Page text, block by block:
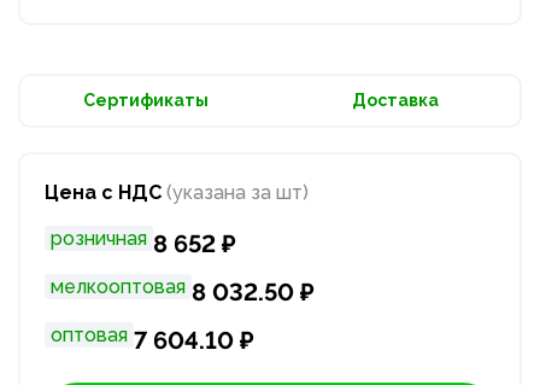
Сертификаты Доставка
Цена с НДС (указана за шт)
розничная 8 652 ₽
мелкооптовая 8 032.50 ₽
оптовая 7 604.10 ₽